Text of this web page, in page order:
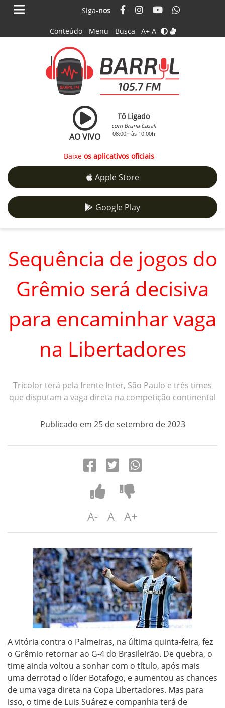
Siga-nos
Conteúdo - Menu - Busca A+ A-
AO VIVO
Tô Ligado
com Bruna Casali
08:00h às 10:00h
Baixe os aplicativos oficiais
Apple Store
Google Play
Sequência de jogos do
Grêmio será decisiva
para encaminhar vaga
na Libertadores
Tricolor terá pela frente Inter, São Paulo e três times
que disputam a vaga direta na competição continental
Publicado em 25 de setembro de 2023
A- A A+
A vitória contra o Palmeiras, na última quinta-feira, fez
o Grêmio retornar ao G-4 do Brasileirão. De quebra, o
time ainda voltou a sonhar com o título, após mais
uma derrotad o líder Botafogo, e aumentou as chances
de uma vaga direta na Copa Libertadores. Mas para
isso, o time de Luis Suárez e companhia terá de